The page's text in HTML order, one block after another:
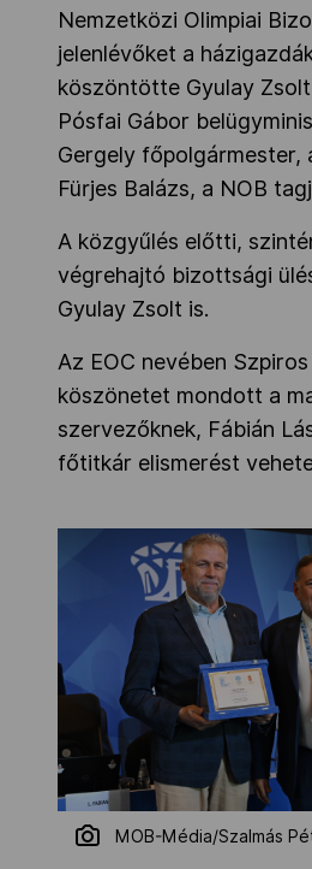
Nemzetközi Olimpiai
jelenlévőket a
köszöntötte Gyulay
Pósfai Gábor
Gergely főpolgármester,
Fürjes Balázs, a NOB
A közgyűlés előtti,
végrehajtó bizottsági
Gyulay Zsolt is.
Az EOC nevében
köszönetet mondott a
szervezőknek, Fábián
főtitkár elismerést
MOB-Média/Szalmás